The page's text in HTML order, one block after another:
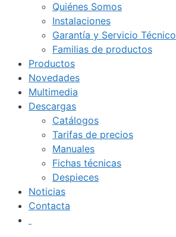
Quiénes Somos
Instalaciones
Garantía y Servicio Técnico
Familias de productos
Productos
Novedades
Multimedia
Descargas
Catálogos
Tarifas de precios
Manuales
Fichas técnicas
Despieces
Noticias
Contacta